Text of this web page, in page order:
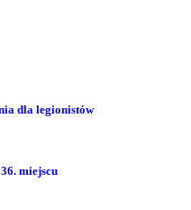
dla legionistów
miejscu